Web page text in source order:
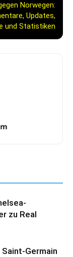
Norwegen:
Updates,
und Statistiken
zu Real
Germain